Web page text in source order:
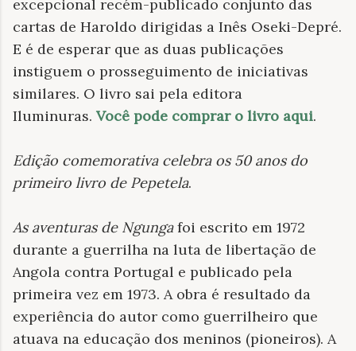
excepcional recém-publicado conjunto das
cartas de Haroldo dirigidas a Inês Oseki-Depré.
E é de esperar que as duas publicações
instiguem o prosseguimento de iniciativas
similares. O livro sai pela editora
Iluminuras. Você pode comprar o livro aqui.
Edição comemorativa celebra os 50 anos do
primeiro livro de Pepetela.
As aventuras de Ngungafoi escrito em 1972
durante a guerrilha na luta de libertação de
Angola contra Portugal e publicado pela
primeira vez em 1973. A obra é resultado da
experiência do autor como guerrilheiro que
atuava na educação dos meninos (pioneiros). A